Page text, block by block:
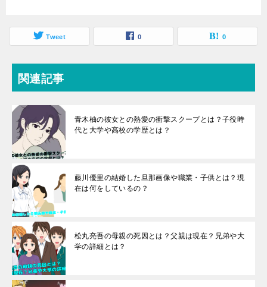
Tweet 0 0
関連記事
青木柚の彼女との熱愛の衝撃スクープとは？子役時
代と大学や高校の学歴とは？
藤川優里の結婚した旦那画像や職業・子供とは？現
在は何をしているの？
松丸亮吾の母親の死因とは？父親は現在？兄弟や大
学の詳細とは？